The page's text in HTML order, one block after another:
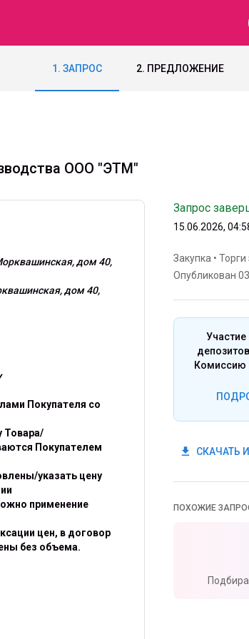
1. ЗАПРОС 2. ПРЕДЛОЖЕНИЕ
ООО "ЭТМ"
дом 40,
дом 40,
Покупателя со
Товара/
Покупателем
указать цену
применение
цен, в договор
без объема.
Запрос
15.06.2026,
Закупка •
Опубликован
Комиссию
get_app СКАЧАТЬ
ПОХОЖИЕ